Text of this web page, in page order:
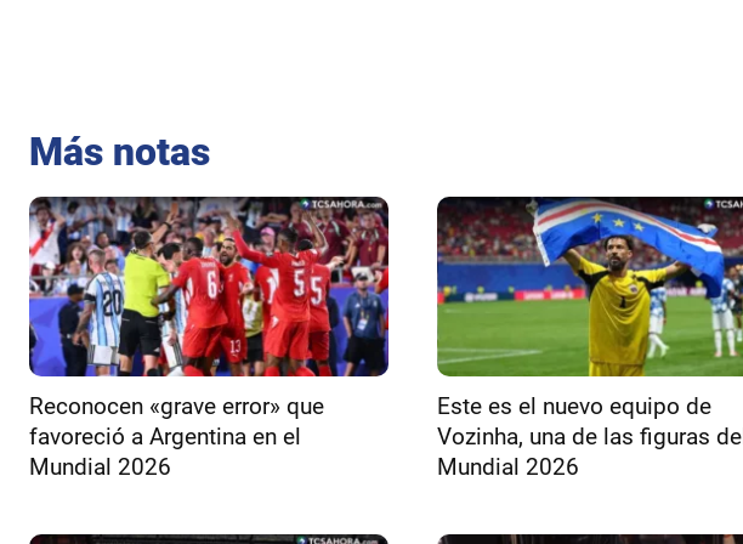
Más notas
Reconocen «grave error» que
favoreció a Argentina en el
Mundial 2026
Este es el nuevo equipo de
Vozinha, una de las figuras del
Mundial 2026